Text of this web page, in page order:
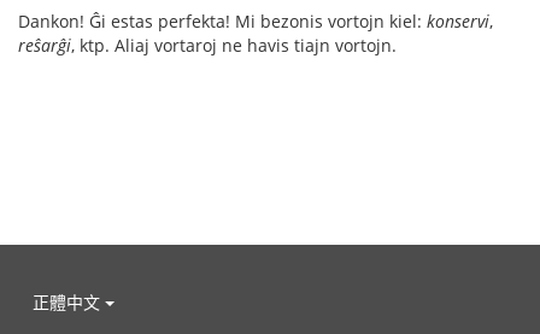
Dankon! Ĝi estas perfekta! Mi bezonis vortojn kiel: konservi,
reŝarĝi, ktp. Aliaj vortaroj ne havis tiajn vortojn.
正體中文